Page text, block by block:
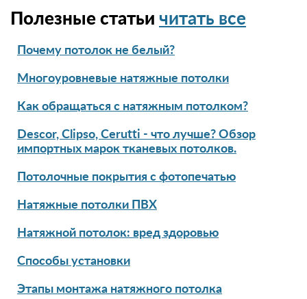
Полезные статьи читать все
Почему потолок не белый?
Многоуровневые натяжные потолки
Как обращаться с натяжным потолком?
Descor, Clipso, Cerutti - что лучше? Обзор
импортных марок тканевых потолков.
Потолочные покрытия с фотопечатью
Натяжные потолки ПВХ
Натяжной потолок: вред здоровью
Способы установки
Этапы монтажа натяжного потолка